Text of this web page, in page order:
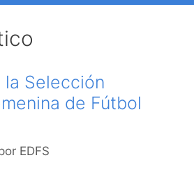
la Selección
de Fútbol
EDFS